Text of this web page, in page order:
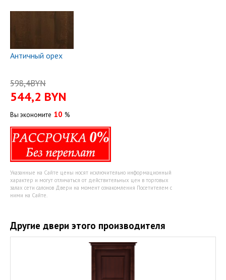
Античный орех
598,4BYN
544,2 BYN
Вы экономите 10 %
Указанные на Сайте цены носят исключительно информационный
характер и могут отличаться от действительных цен в торговых
залах сети салонов Двери на момент ознакомления Посетителем с
ними на Сайте.
Другие двери этого производителя